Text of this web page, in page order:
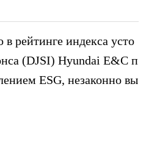
в рейтинге индекса усто
(DJSI) Hyundai E&C п
ESG, незаконно вы